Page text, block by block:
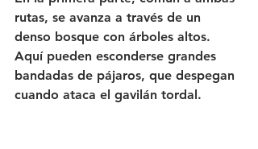
rutas, se avanza a través de un
denso bosque con árboles altos.
Aquí pueden esconderse grandes
bandadas de pájaros, que despegan
cuando ataca el gavilán tordal.